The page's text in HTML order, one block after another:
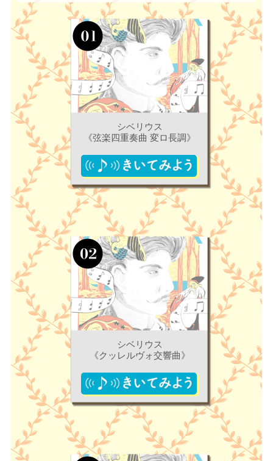
シベリウス
《弦楽四重奏曲 変ロ長調》
シベリウス
《クッレルヴォ交響曲》